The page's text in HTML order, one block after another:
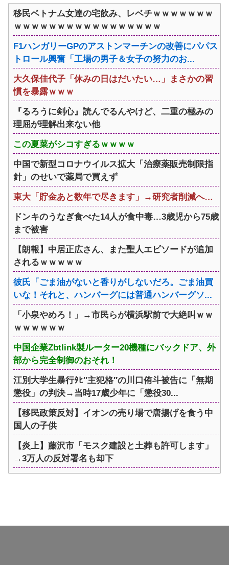
移民ベトナム女達の宅飲み、レベチｗｗｗｗｗｗｗ
ｗｗｗｗｗｗｗｗｗｗｗｗｗｗｗｗｗ
F1ハンガリーGPのアストンマーチンの改善にパパス
トロール興奮「工場の男子＆女子の努力のお...
大久保佳代子「休みの日はだいたい…」まさかの習
慣を暴露ｗｗｗ
『るろうに剣心』読んでるんやけど、二重の極みの
理屈が理解出来ない他
この夏菜がシコすぎるｗｗｗｗ
中国で新型コロナウイルス拡大「治療薬販売制限指
針」のせいで薬局で買えず
東大「貯金あと数年で尽きます」→研究者削減へ…
ドンキのうなぎ食べた14人が食中毒…3歳児から75歳
まで被害
【朗報】中居正広さん、また聖人エピソードが追加
されるｗｗｗｗｗ
彼氏「ごま油がないと香りがしないだろ。ごま油買
いな！それと、ハンバーグには普通ハンバーグソ...
「小泉やめろ！」→市民らが横浜駅前で大絶叫ｗｗ
ｗｗｗｗｗｗ
中国企業Zbtlink製ルーター20機種にバックドア、外
部から完全制御のおそれ！
江別大学生暴行ﾀﾋ″主犯格″の川口侑斗被告に「無期
懲役」の判決→当時17歳少年に「懲役30...
【移民政策反対】イオンの売り場で唐揚げを食う中
国人の子供
【炎上】藤沢市「モスク建設と土葬も許可します」
→3万人の反対署名も却下